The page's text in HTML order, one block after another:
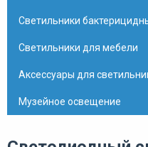
Светильники
Светильники для мебели
Аксессуары для
Музейное освещение